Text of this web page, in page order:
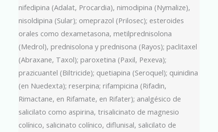
nifedipina (Adalat, Procardia), nimodipina (Nymalize),
nisoldipina (Sular); omeprazol (Prilosec); esteroides
orales como dexametasona, metilprednisolona
(Medrol), prednisolona y prednisona (Rayos); paclitaxel
(Abraxane, Taxol); paroxetina (Paxil, Pexeva);
prazicuantel (Biltricide); quetiapina (Seroquel); quinidina
(en Nuedexta); reserpina; rifampicina (Rifadin,
Rimactane, en Rifamate, en Rifater); analgésico de
salicilato como aspirina, trisalicinato de magnesio
colínico, salicinato colínico, diflunisal, salicilato de